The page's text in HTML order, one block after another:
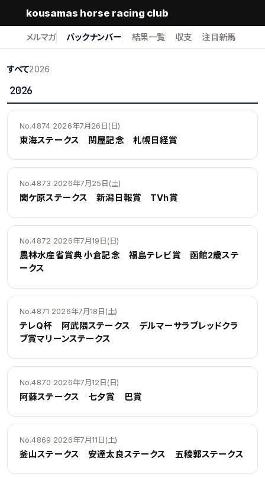
kousamas horse racing club
メルマガ バックナンバー 結果一覧 収支 注目新馬
すべて2026
2026
No.4874 2026年7月26日(日)
東海ステークス 関屋記念 札幌日経賞
No.4873 2026年7月25日(土)
関ケ原ステークス 新潟日報賞 TVh賞
No.4872 2026年7月19日(日)
農林水産省賞典 小倉記念 福島テレビ賞 函館2歳ステ
ークス
No.4871 2026年7月18日(土)
テレQ杯 阿武隈ステークス デルマーサラブレッドクラ
ブ賞マリーンステークス
No.4870 2026年7月12日(日)
阿蘇ステークス 七夕賞 巴賞
No.4869 2026年7月11日(土)
釜山ステークス 安達太良ステークス 五稜郭ステークス